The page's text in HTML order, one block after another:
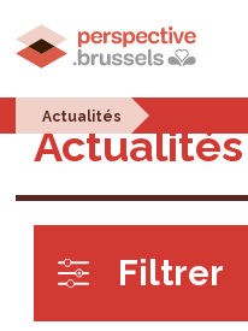
Actualités
Actualités
Filtrer